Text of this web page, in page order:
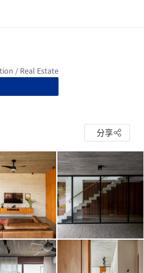
分享